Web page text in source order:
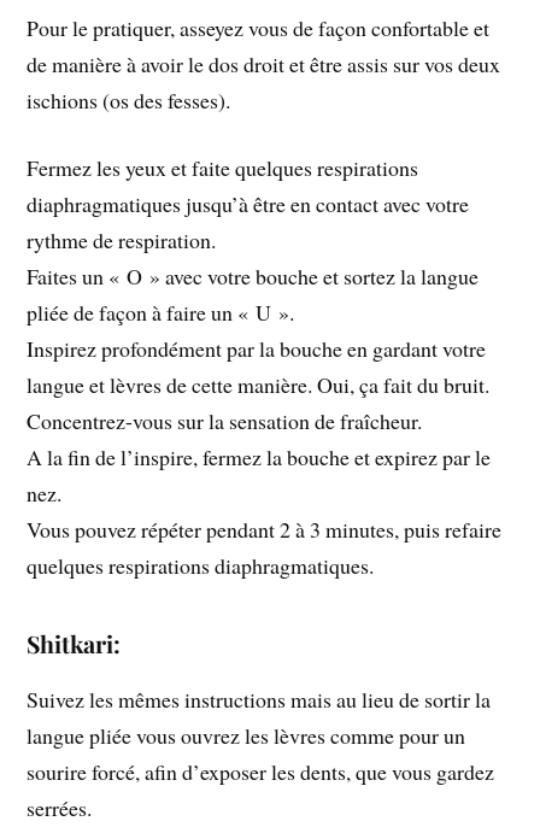
Pour le pratiquer, asseyez vous de façon confortable et
de manière à avoir le dos droit et être assis sur vos deux
ischions (os des fesses).
Fermez les yeux et faite quelques respirations
diaphragmatiques jusqu’à être en contact avec votre
rythme de respiration.
Faites un « O » avec votre bouche et sortez la langue
pliée de façon à faire un « U ».
Inspirez profondément par la bouche en gardant votre
langue et lèvres de cette manière. Oui, ça fait du bruit.
Concentrez-vous sur la sensation de fraîcheur.
A la fin de l’inspire, fermez la bouche et expirez par le
nez.
Vous pouvez répéter pendant 2 à 3 minutes, puis refaire
quelques respirations diaphragmatiques.
Shitkari:
Suivez les mêmes instructions mais au lieu de sortir la
langue pliée vous ouvrez les lèvres comme pour un
sourire forcé, afin d’exposer les dents, que vous gardez
serrées.